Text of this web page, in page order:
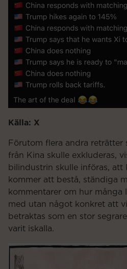
Källa: X
Förutom flera andra reträtter
från Kina skulle exkluderas,
bilindustrin skulle införas, att
kommer att bestå, ständiga
kommentarer om hur många
med utan något konkret att
betraktas som en stor
varit iskalla.